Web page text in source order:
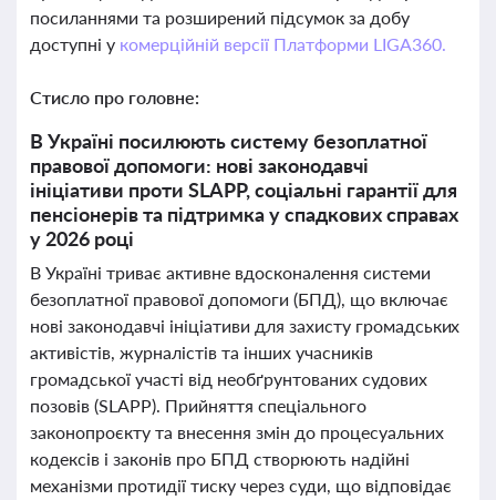
посиланнями та розширений підсумок за добу
доступні у комерційній версії Платформи LIGA360.
Стисло про головне:
В Україні посилюють систему безоплатної
правової допомоги: нові законодавчі
ініціативи проти SLAPP, соціальні гарантії для
пенсіонерів та підтримка у спадкових справах
у 2026 році
В Україні триває активне вдосконалення системи
безоплатної правової допомоги (БПД), що включає
нові законодавчі ініціативи для захисту громадських
активістів, журналістів та інших учасників
громадської участі від необґрунтованих судових
позовів (SLAPP). Прийняття спеціального
законопроєкту та внесення змін до процесуальних
кодексів і законів про БПД створюють надійні
механізми протидії тиску через суди, що відповідає